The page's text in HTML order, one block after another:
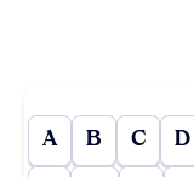
A B C D